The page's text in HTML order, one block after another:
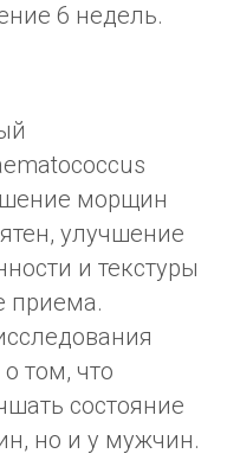
6 недель.
морщин
улучшение
и текстуры
приема.
том, что
состояние
но и у мужчин.
систем
глаз.